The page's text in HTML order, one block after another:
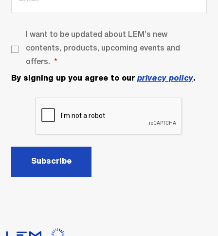
I want to be updated about LEM’s new
contents, products, upcoming events and
offers.
By signing up you agree to our privacy policy.
Subscribe